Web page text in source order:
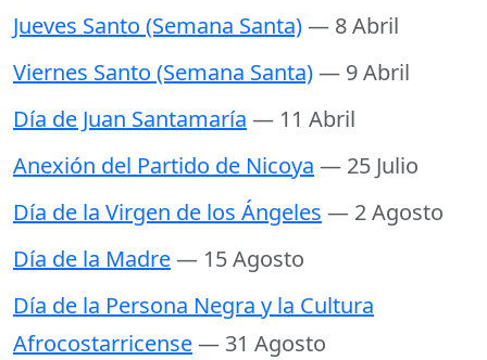
Jueves Santo (Semana Santa)— 8 Abril
Viernes Santo (Semana Santa)— 9 Abril
Día de Juan Santamaría — 11 Abril
Anexión del Partido de Nicoya — 25 Julio
Día de la Virgen de los Ángeles — 2 Agosto
Día de la Madre— 15 Agosto
Día de la Persona Negra y la Cultura
Afrocostarricense— 31 Agosto